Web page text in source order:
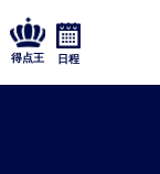
得点王 日程